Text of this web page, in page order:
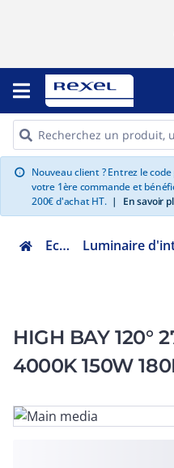
info Nouveau client ? Entrez le
votre 1ère commande et
200€ d'achat HT. | En savoir
Eclairage
HIGH BAY 120°
4000K 150W